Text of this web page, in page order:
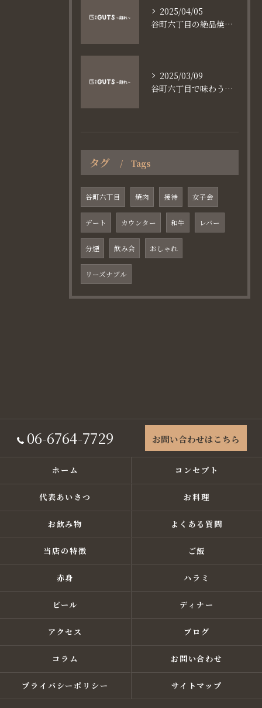
2025/04/05
谷町六丁目の絶品焼肉体験
2025/03/09
谷町六丁目で味わう家族と焼肉の魅力
タグ Tags
谷町六丁目 焼肉 接待 女子会
デート カウンター 和牛 レバー
分煙 飲み会 おしゃれ
リーズナブル
06-6764-7729 お問い合わせはこちら
ホーム コンセプト
代表あいさつ お料理
お飲み物 よくある質問
当店の特徴 ご飯
赤身 ハラミ
ビール ディナー
アクセス ブログ
コラム お問い合わせ
プライバシーポリシー サイトマップ